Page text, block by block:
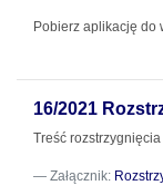
Pobierz aplikację do
16/2021
Treść rozstrzygnięcia
Załącznik: